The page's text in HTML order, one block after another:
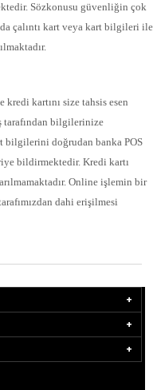
Sözkonusu güvenliğin çok
çalıntı kart veya kart bilgileri ile
kartını size tahsis esen
tarafından bilgilerinize
bilgilerini doğrudan banka POS
bildirmektedir. Kredi kartı
Online işlemin bir
dahi erişilmesi